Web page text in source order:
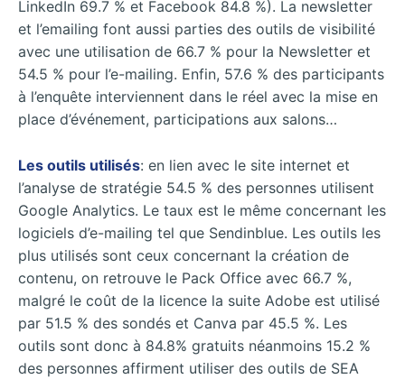
LinkedIn 69.7 % et Facebook 84.8 %). La newsletter
et l’emailing font aussi parties des outils de visibilité
avec une utilisation de 66.7 % pour la Newsletter et
54.5 % pour l’e-mailing. Enfin, 57.6 % des participants
à l’enquête interviennent dans le réel avec la mise en
place d’événement, participations aux salons…
Les outils utilisés: en lien avec le site internet et
l’analyse de stratégie 54.5 % des personnes utilisent
Google Analytics. Le taux est le même concernant les
logiciels d’e-mailing tel que Sendinblue. Les outils les
plus utilisés sont ceux concernant la création de
contenu, on retrouve le Pack Office avec 66.7 %,
malgré le coût de la licence la suite Adobe est utilisé
par 51.5 % des sondés et Canva par 45.5 %. Les
outils sont donc à 84.8% gratuits néanmoins 15.2 %
des personnes affirment utiliser des outils de SEA